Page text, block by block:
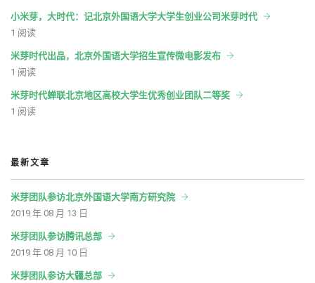
小米芽，大时代：记北京外国语大学大学生创业公司米芽时代
1 阅读
米芽时代出品，北京外国语大学招生宣传微电影发布
1 阅读
米芽时代蝉联北京地区高校大学生优秀创业团队二等奖
1 阅读
最新文章
米芽团队参访北京外国语大学南方研究院
2019 年 08 月 13 日
米芽团队参访腾讯总部
2019 年 08 月 10 日
米芽团队参访大疆总部